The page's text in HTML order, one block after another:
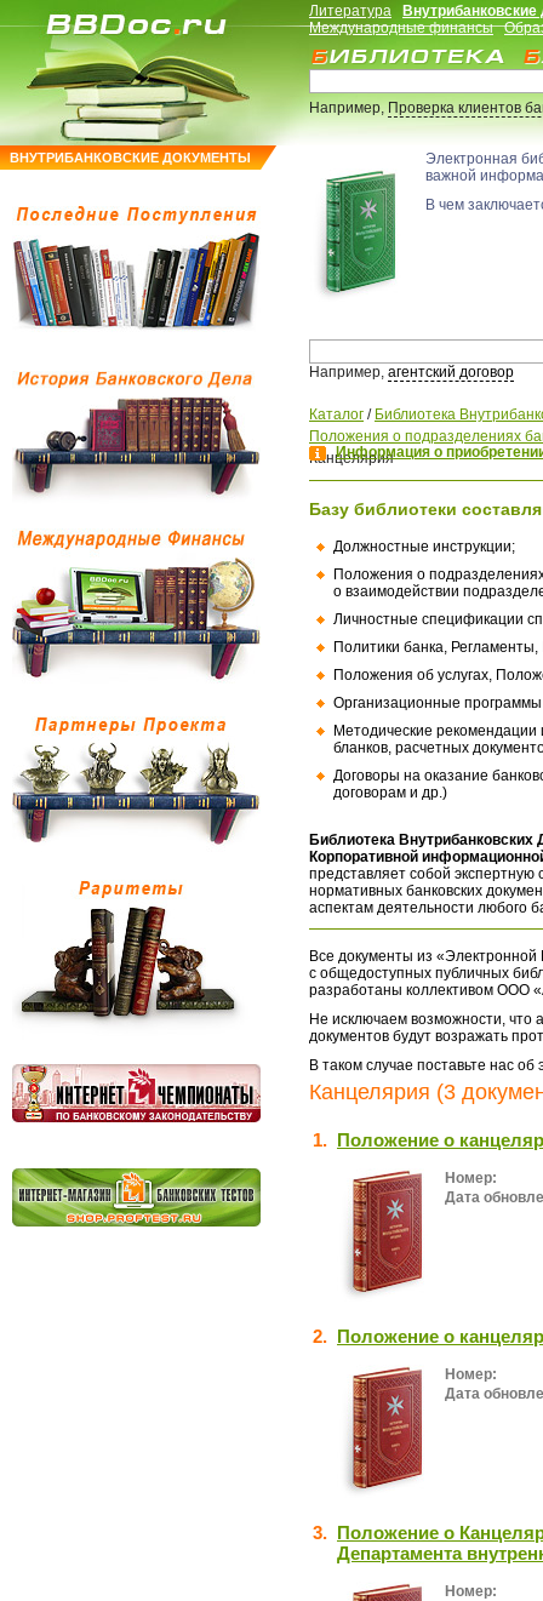
ВНУТРИБАНКОВСКИЕ ДОКУМЕНТЫ
Литература
Международные финансы
Например,Проверка клиентов
Электронная
важной
В чем
Например, агентский договор
Каталог / Библиотека
Положения о подразделениях
Канцелярия
Информация о
Базу библиотеки
Должностные инструкции;
Положения о
о взаимодействии
Личностные спецификации
Политики банка,
Положения об услугах,
Организационные
Методические
бланков, расчетных
Договоры на оказание
договорам и др.)
Библиотека
Корпоративной
представляет собой экспертную
нормативных банковских
аспектам деятельности любого
Все документы из «Электронной
с общедоступных публичных
разработаны коллективом ООО
Не исключаем возможности, что
документов будут возражать
В таком случае поставьте нас
Канцелярия (3
1. Положение о
Номер:
Дата
2. Положение о
Номер:
Дата
3. Положение о
Департамента
Номер: